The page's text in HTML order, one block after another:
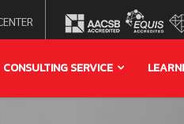
CONSULTING SERVICE